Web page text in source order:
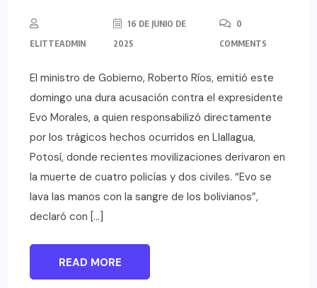
ELITTEADMIN
16 DE JUNIO DE
2025
0
COMMENTS
El ministro de Gobierno, Roberto Ríos, emitió este
domingo una dura acusación contra el expresidente
Evo Morales, a quien responsabilizó directamente
por los trágicos hechos ocurridos en Llallagua,
Potosí, donde recientes movilizaciones derivaron en
la muerte de cuatro policías y dos civiles. “Evo se
lava las manos con la sangre de los bolivianos”,
declaró con […]
READ MORE